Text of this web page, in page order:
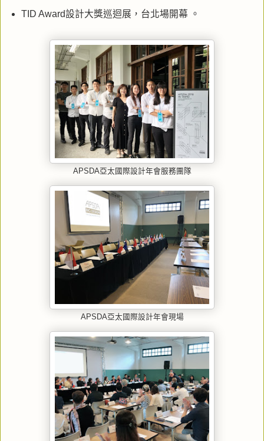
TID Award設計大獎巡迴展，台北場開幕 。
APSDA亞太國際設計年會服務團隊
APSDA亞太國際設計年會現場